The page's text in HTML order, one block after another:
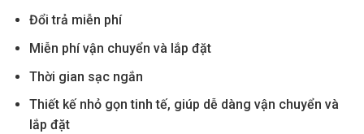
Đổi trả miễn phí
Miễn phí vận chuyển và lắp đặt
Thời gian sạc ngắn
Thiết kế nhỏ gọn tinh tế, giúp dễ dàng vận chuyển và
lắp đặt